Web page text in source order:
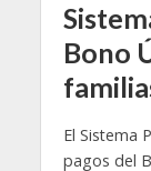
Bono
El Sistema
pagos del